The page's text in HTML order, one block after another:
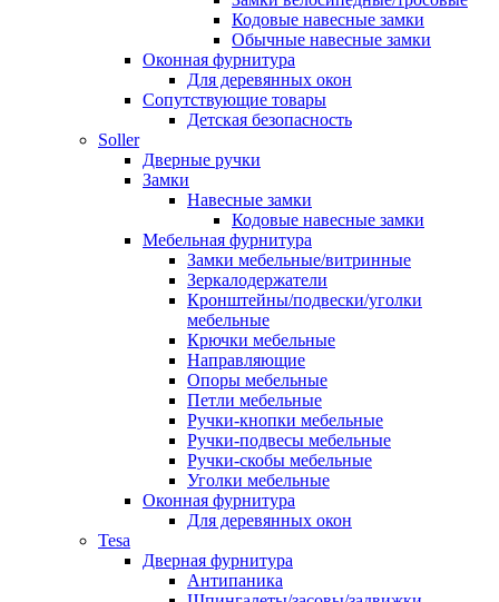
Кодовые навесные замки
Обычные навесные замки
Оконная фурнитура
Для деревянных окон
Сопутствующие товары
Детская безопасность
Soller
Дверные ручки
Замки
Навесные замки
Кодовые навесные замки
Мебельная фурнитура
Замки мебельные/витринные
Зеркалодержатели
Кронштейны/подвески/уголки
мебельные
Крючки мебельные
Направляющие
Опоры мебельные
Петли мебельные
Ручки-кнопки мебельные
Ручки-подвесы мебельные
Ручки-скобы мебельные
Уголки мебельные
Оконная фурнитура
Для деревянных окон
Tesa
Дверная фурнитура
Антипаника